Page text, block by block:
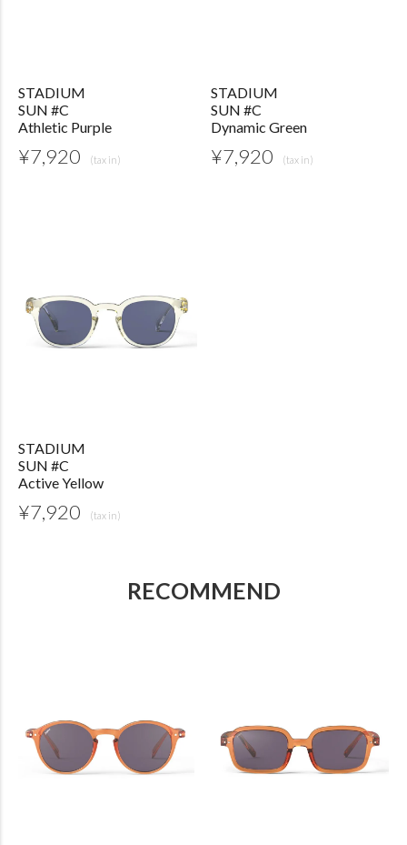
STADIUM
SUN #C
Athletic Purple
¥7,920
STADIUM
SUN #C
Dynamic Green
¥7,920
STADIUM
SUN #C
Active Yellow
¥7,920
RECOMMEND